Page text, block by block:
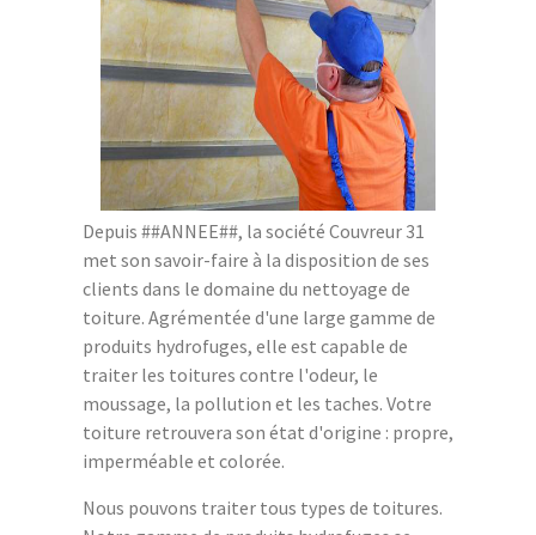
Depuis ##ANNEE##, la société Couvreur 31
met son savoir-faire à la disposition de ses
clients dans le domaine du nettoyage de
toiture. Agrémentée d'une large gamme de
produits hydrofuges, elle est capable de
traiter les toitures contre l'odeur, le
moussage, la pollution et les taches. Votre
toiture retrouvera son état d'origine : propre,
imperméable et colorée.
Nous pouvons traiter tous types de toitures.